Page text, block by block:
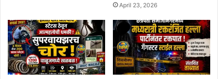
April 23, 2026